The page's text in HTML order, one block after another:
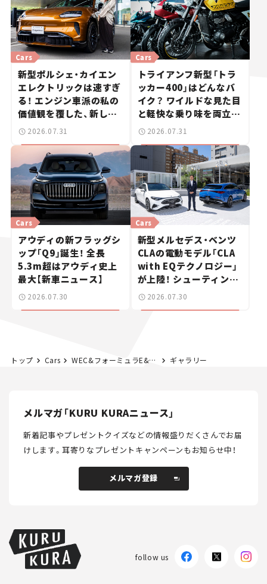
新型ポルシェ・カイエン
エレクトリックは速すぎ
る！ エンジン車派の私の
価値観を覆した、新しい
ポルシェの走り。
Cars
2026.07.31
トライアンフ新型「トラ
ッカー400」はどんなバ
イク？ ワイルドな見た目
と軽快な乗り味を両立し
た400ccフラットトラッ
Cars
2026.07.31
アウディの新フラッグシ
ップ「Q9」誕生！ 全長
5.3m超はアウディ史上
最大【新車ニュース】
Cars
2026.07.30
新型メルセデス・ベンツ
CLAの電動モデル「CLA
with EQテクノロジー」
が上陸！ シューティング
ブレークも発売【新車ニ
Cars
2026.07.30
トップ Cars WEC&フォーミュラE&インディ・2020年の概要と開催カレンダー ギャラリー
メルマガ「KURU KURAニュース」
新着記事やプレゼントクイズなどの情報盛りだくさんでお届
けします。耳寄りなプレゼントキャンペーンもお知らせ中！
メルマガ登録
follow us